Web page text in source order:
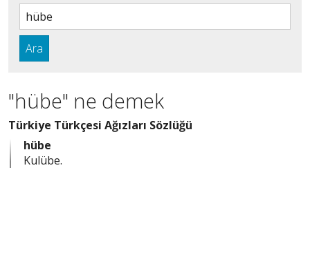
Ara
"hübe" ne demek
Türkiye Türkçesi Ağızları Sözlüğü
hübe
Kulübe.